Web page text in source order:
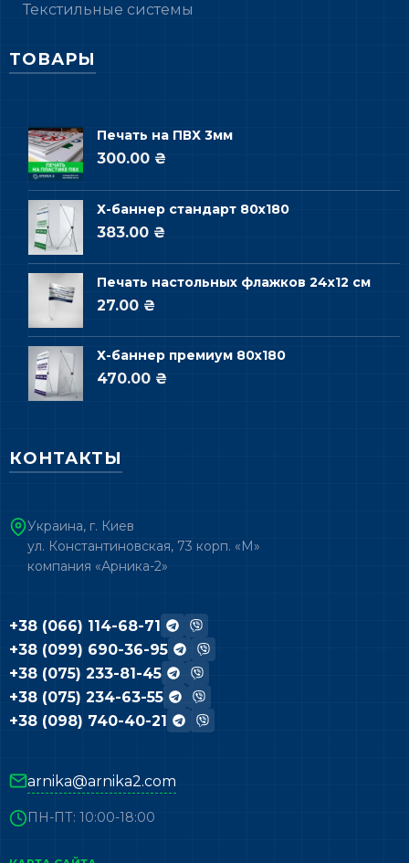
Текстильные системы
ТОВАРЫ
Печать на ПВХ 3мм
300.00 ₴
Х-баннер стандарт 80х180
383.00 ₴
Печать настольных флажков 24х12 см
27.00 ₴
Х-баннер премиум 80х180
470.00 ₴
КОНТАКТЫ
Украина, г. Киев
ул. Константиновская, 73 корп. «М»
компания «Арника-2»
+38 (066) 114-68-71
+38 (099) 690-36-95
+38 (075) 233-81-45
+38 (075) 234-63-55
+38 (098) 740-40-21
arnika@arnika2.com
ПН-ПТ: 10:00-18:00